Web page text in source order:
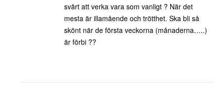
svårt att verka vara som vanligt ? När det
mesta är illamående och trötthet. Ska bli så
skönt när de första veckorna (månaderna…..)
är förbi ??